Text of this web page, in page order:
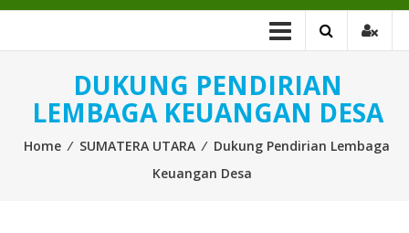
DUKUNG PENDIRIAN
LEMBAGA KEUANGAN DESA
Home ⁄ SUMATERA UTARA ⁄ Dukung Pendirian Lembaga
Keuangan Desa